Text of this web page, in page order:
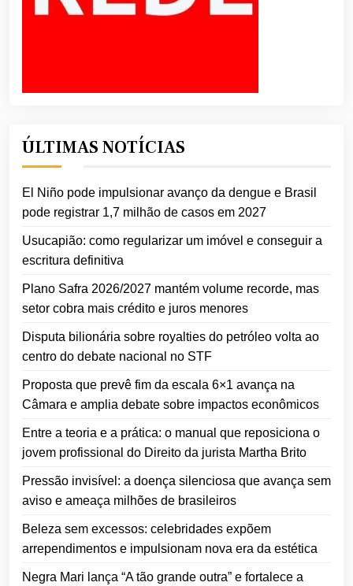
ÚLTIMAS NOTÍCIAS
El Niño pode impulsionar avanço da dengue e Brasil
pode registrar 1,7 milhão de casos em 2027
Usucapião: como regularizar um imóvel e conseguir a
escritura definitiva
Plano Safra 2026/2027 mantém volume recorde, mas
setor cobra mais crédito e juros menores
Disputa bilionária sobre royalties do petróleo volta ao
centro do debate nacional no STF
Proposta que prevê fim da escala 6×1 avança na
Câmara e amplia debate sobre impactos econômicos
Entre a teoria e a prática: o manual que reposiciona o
jovem profissional do Direito da jurista Martha Brito
Pressão invisível: a doença silenciosa que avança sem
aviso e ameaça milhões de brasileiros
Beleza sem excessos: celebridades expõem
arrependimentos e impulsionam nova era da estética
Negra Mari lança “A tão grande outra” e fortalece a